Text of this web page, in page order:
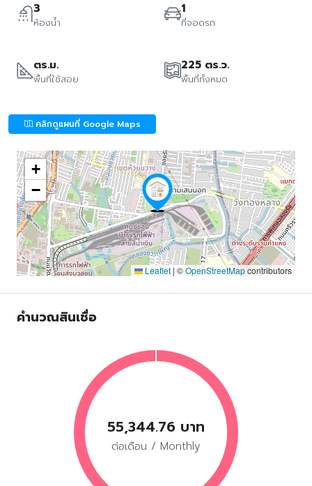
3
ห้องน้ำ
1
ที่จอดรถ
ตร.ม.
พื้นที่ใช้สอย
225 ตร.ว.
พื้นที่ทั้งหมด
คลิกดูแผนที่ Google Maps
+
−
Leaflet | ©OpenStreetMapcontributors
คำนวณสินเชื่อ
55,344.76 บาท
ต่อเดือน / Monthly